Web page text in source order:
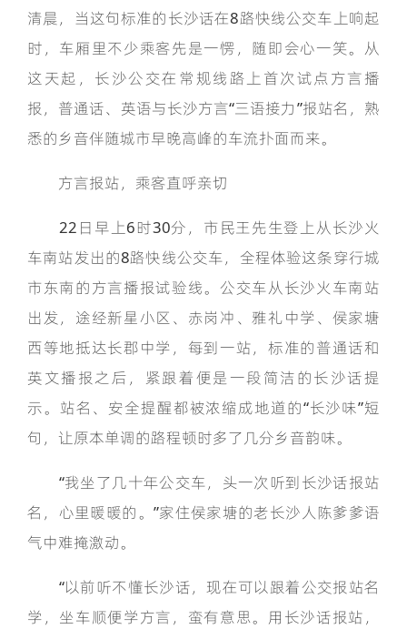
清晨，当这句标准的长沙话在8路快线公交车上响起
时，车厢里不少乘客先是一愣，随即会心一笑。从
这天起，长沙公交在常规线路上首次试点方言播
报，普通话、英语与长沙方言“三语接力”报站名，熟
悉的乡音伴随城市早晚高峰的车流扑面而来。
方言报站，乘客直呼亲切
22日早上6时30分，市民王先生登上从长沙火
车南站发出的8路快线公交车，全程体验这条穿行城
市东南的方言播报试验线。公交车从长沙火车南站
出发，途经新星小区、赤岗冲、雅礼中学、侯家塘
西等地抵达长郡中学，每到一站，标准的普通话和
英文播报之后，紧跟着便是一段简洁的长沙话提
示。站名、安全提醒都被浓缩成地道的“长沙味”短
句，让原本单调的路程顿时多了几分乡音韵味。
“我坐了几十年公交车，头一次听到长沙话报站
名，心里暖暖的。”家住侯家塘的老长沙人陈爹爹语
气中难掩激动。
“以前听不懂长沙话，现在可以跟着公交报站名
学，坐车顺便学方言，蛮有意思。用长沙话报站，